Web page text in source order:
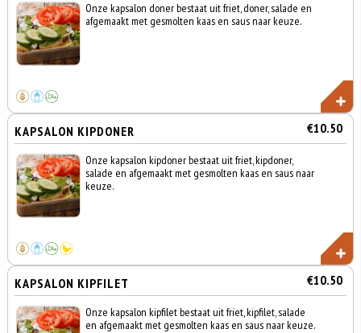
Onze kapsalon doner bestaat uit friet, doner, salade en
afgemaakt met gesmolten kaas en saus naar keuze.
KAPSALON KIPDONER €10.50
Onze kapsalon kipdoner bestaat uit friet, kipdoner,
salade en afgemaakt met gesmolten kaas en saus naar
keuze.
KAPSALON KIPFILET €10.50
Onze kapsalon kipfilet bestaat uit friet, kipfilet, salade
en afgemaakt met gesmolten kaas en saus naar keuze.